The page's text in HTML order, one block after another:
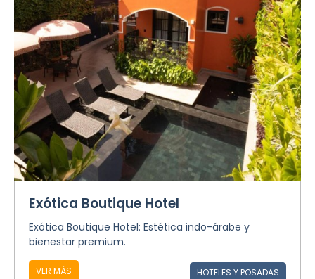
Exótica Boutique Hotel
Exótica Boutique Hotel: Estética indo-árabe y
bienestar premium.
VER MÁS HOTELES Y POSADAS